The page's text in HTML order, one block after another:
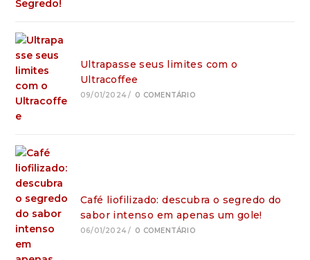
Ultrapasse seus limites com o
Ultracoffee
09/01/2024 / 0 COMENTÁRIO
Café liofilizado: descubra o segredo do
sabor intenso em apenas um gole!
06/01/2024 / 0 COMENTÁRIO